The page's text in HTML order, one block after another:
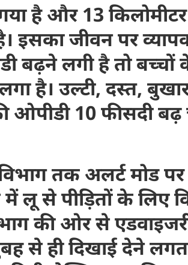
है और 13 किलोमीटर
इसका जीवन पर
बढ़ने लगी है तो बच्चों
है। उल्टी, दस्त,
ओपीडी 10 फीसदी
तक अलर्ट मोड
लू से पीड़ितों के लिए
की ओर से
से ही दिखाई देने